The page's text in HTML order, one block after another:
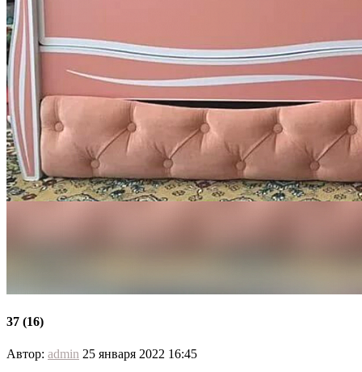
37 (16)
Автор: admin 25 января 2022 16:45